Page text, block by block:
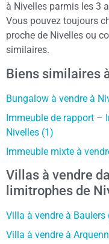
à Nivelles parmis les 3
Vous pouvez toujours
proche de Nivelles ou
similaires.
Biens similaires
Bungalow à vendre à
Immeuble de rapport –
Nivelles (1)
Immeuble mixte à
Villas à vendre
limitrophes de
Villa à vendre à Baulers
Villa à vendre à